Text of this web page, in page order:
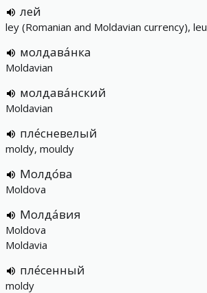
лей
ley (Romanian and Moldavian currency), leu
молдава́нка
Moldavian
молдава́нский
Moldavian
пле́сневелый
moldy, mouldy
Молдо́ва
Moldova
Молда́вия
Moldova
Moldavia
пле́сенный
moldy